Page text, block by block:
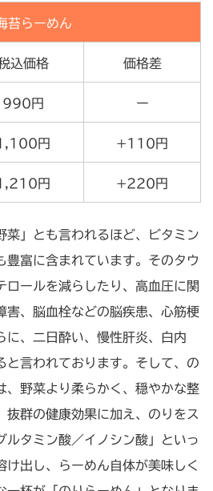
苔らーめん
込価格 価格差
990円 ー
円 +110円
円 +220円
菜」とも言われるほど、ビタミン
豊富に含まれています。そのタウ
ロールを減らしたり、高血圧に関
害、脳血栓などの脳疾患、心筋梗
に、二日酔い、慢性肝炎、白内
と言われております。そして、の
、野菜より柔らかく、穏やかな整
抜群の健康効果に加え、のりをス
ルタミン酸／イノシン酸」といっ
け出し、らーめん自体が美味しく